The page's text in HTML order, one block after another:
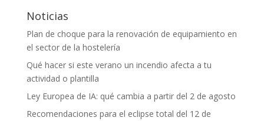
Noticias
Plan de choque para la renovación de equipamiento en
el sector de la hostelería
Qué hacer si este verano un incendio afecta a tu
actividad o plantilla
Ley Europea de IA: qué cambia a partir del 2 de agosto
Recomendaciones para el eclipse total del 12 de